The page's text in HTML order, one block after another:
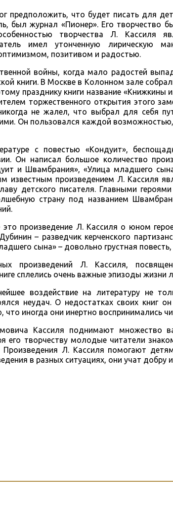
предположить, что будет писать для
был журнал «Пионер». Его творчество
творчества Л. Кассиля
имел утонченную лирическую
позитивом и радостью.
войны, когда мало радостей
книги. В Москве в Колонном зале
празднику книги название
торжественного открытия этого
не жалел, что выбрал для себя
Он пользовался каждой
с повестью «Кондуит»,
Он написал большое количество
и Швамбрания», «Улица младшего
известным произведением Л. Кассиля
детского писателя. Главными
страну под названием
произведение Л. Кассиля о юном
– разведчик керченского
сына» – довольно грустная
произведений Л. Кассиля,
сплелись очень важные эпизоды
воздействие на литературу не
неудач. О недостатках своих книг
что иногда они инертно воспринимались
Кассиля поднимают множество
его творчеству молодые читатели
Произведения Л. Кассиля помогают
в разных ситуациях, они учат добру